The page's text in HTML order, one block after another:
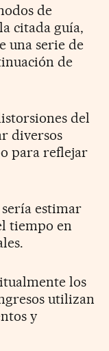
de
citada guía,
una serie de
de
del
diversos
para reflejar
estimar
tiempo en
los
utilizan
y